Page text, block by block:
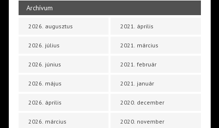
Archívum
2026. augusztus
2026. július
2026. június
2026. május
2026. április
2026. március
2021. április
2021. március
2021. február
2021. január
2020. december
2020. november